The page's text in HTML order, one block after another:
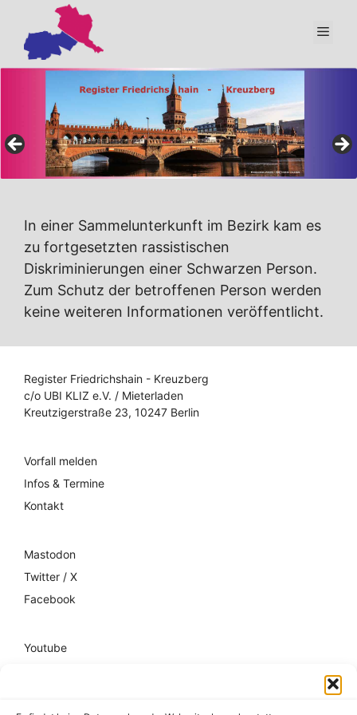
Inhalt
springen
In einer Sammelunterkunft im Bezirk kam es
zu fortgesetzten rassistischen
Diskriminierungen einer Schwarzen Person.
Zum Schutz der betroffenen Person werden
keine weiteren Informationen veröffentlicht.
Register Friedrichshain - Kreuzberg
c/o UBI KLIZ e.V. / Mieterladen
Kreutzigerstraße 23, 10247 Berlin
Vorfall melden
Infos & Termine
Kontakt
Mastodon
Twitter / X
Facebook
Youtube